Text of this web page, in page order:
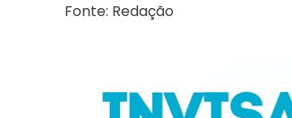
Fonte: Redação